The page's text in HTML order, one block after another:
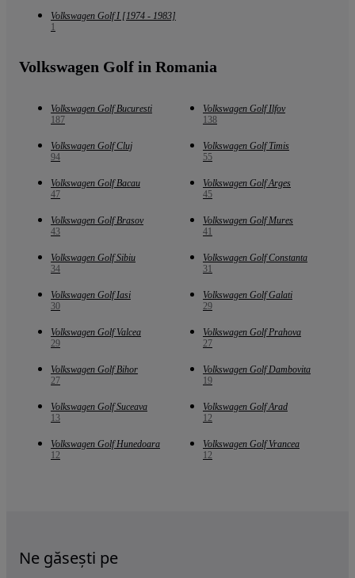
Volkswagen Golf I [1974 - 1983]
1
Volkswagen Golf in Romania
Volkswagen Golf Bucuresti
187
Volkswagen Golf Ilfov
138
Volkswagen Golf Cluj
94
Volkswagen Golf Timis
55
Volkswagen Golf Bacau
47
Volkswagen Golf Arges
45
Volkswagen Golf Brasov
43
Volkswagen Golf Mures
41
Volkswagen Golf Sibiu
34
Volkswagen Golf Constanta
31
Volkswagen Golf Iasi
30
Volkswagen Golf Galati
29
Volkswagen Golf Valcea
29
Volkswagen Golf Prahova
27
Volkswagen Golf Bihor
27
Volkswagen Golf Dambovita
19
Volkswagen Golf Suceava
13
Volkswagen Golf Arad
12
Volkswagen Golf Hunedoara
12
Volkswagen Golf Vrancea
12
Ne găsești pe